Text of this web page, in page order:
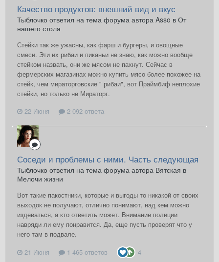
Качество продуктов: внешний вид и вкус
Тыблочко ответил на тема форума автора Asso в От
нашего стола
Стейки так же ужасны, как фарш и бургеры, и овощные
смеси. Эти их рибаи и пиканьи не знаю, как можно вообще
стейком назвать, они же мясом не пахнут. Сейчас в
фермерских магазинах можно купить мясо более похожее на
стейк, чем мираторговские " рибаи", вот Праймбиф неплохие
стейки, но только не Мираторг.
22 Июня
2 092 ответа
Соседи и проблемы с ними. Часть следующая
Тыблочко ответил на тема форума автора Вятская в
Мелочи жизни
Вот такие пакостники, которые и выгоды то никакой от своих
выходок не получают, отлично понимают, над кем можно
издеваться, а кто ответить может. Внимание полиции
навряди ли ему понравится. Да, еще пусть проверят что у
него там в подвале.
21 Июня
1 465 ответов 4